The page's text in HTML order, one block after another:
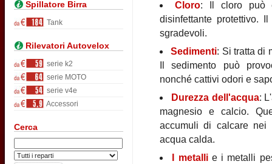
Spillatore Birra
Tank
Rilevatori Autovelox
serie k2
serie MOTO
serie v4e
Accessori
Cerca
Cloro: Il cloro può
disinfettante protettivo.
sgradevoli.
Sedimenti: Si tratta di
Il sedimento può
nonché cattivi odori e
Durezza dell'acqua:
magnesio e calcio.
accumuli di calcare nei
acqua calda.
I metallie i metalli